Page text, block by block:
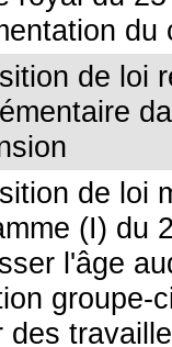
du
de loi
de loi
(I) du
l'âge
groupe-
des